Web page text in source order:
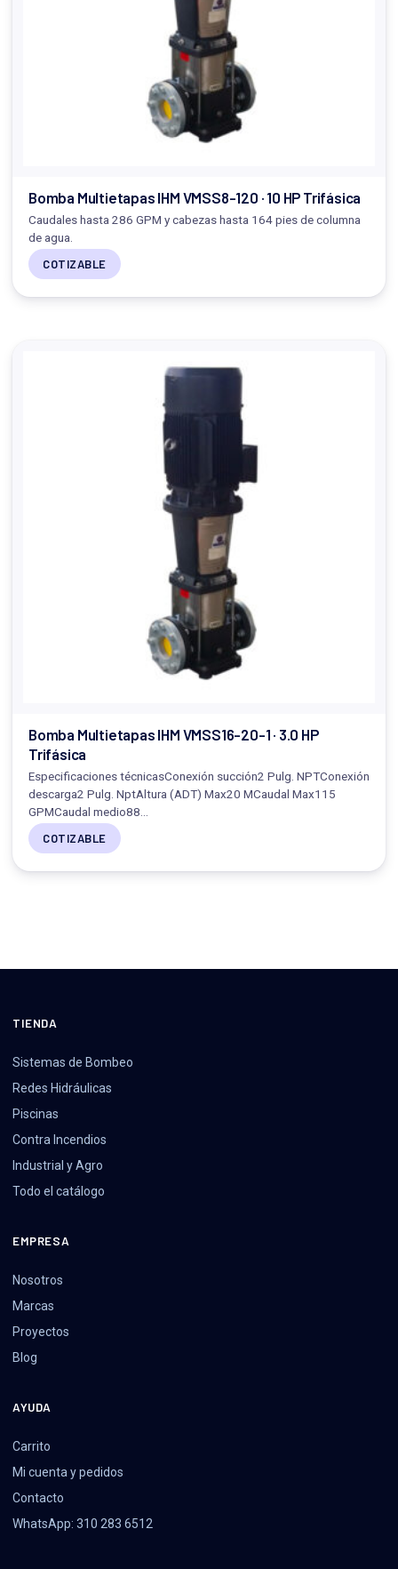
Bomba Multietapas IHM VMSS8-120 · 10 HP Trifásica
Caudales hasta 286 GPM y cabezas hasta 164 pies de columna
de agua.
COTIZABLE
Bomba Multietapas IHM VMSS16-20-1 · 3.0 HP
Trifásica
Especificaciones técnicasConexión succión2 Pulg. NPTConexión
descarga2 Pulg. NptAltura (ADT) Max20 MCaudal Max115
GPMCaudal medio88…
COTIZABLE
TIENDA
Sistemas de Bombeo
Redes Hidráulicas
Piscinas
Contra Incendios
Industrial y Agro
Todo el catálogo
EMPRESA
Nosotros
Marcas
Proyectos
Blog
AYUDA
Carrito
Mi cuenta y pedidos
Contacto
WhatsApp: 310 283 6512